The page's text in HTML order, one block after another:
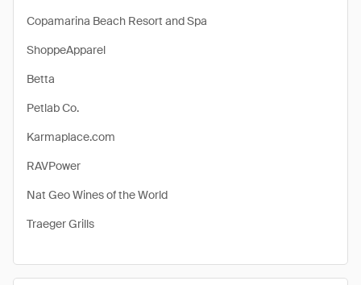
Copamarina Beach Resort and Spa
ShoppeApparel
Betta
Petlab Co.
Karmaplace.com
RAVPower
Nat Geo Wines of the World
Traeger Grills